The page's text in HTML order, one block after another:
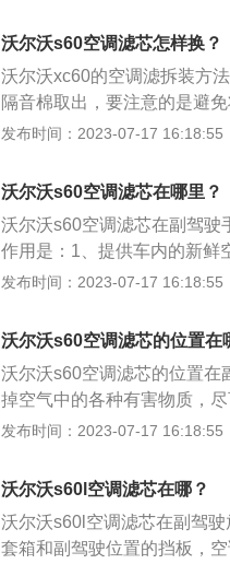
保证司乘人员不会有过敏反应
这里要注意的是，滤芯外侧
沃尔沃s60空调滤芯怎样换？
沃尔沃xc60的空调滤拆装方
隔音棉取出，要注意的是避
伸进去将挡板取出，再次伸
体，保证未过滤空气不会进
固体杂质。（3）吸附空气中
2，强力和持久的吸附水份。
清晰，行车安全，能给驾乘
驾驶安全，能强效杀菌除臭
证司乘人员不会因过敏反应而
发布时间：2023-07-17 16:18:55
沃尔沃s60空调滤芯在哪里？
沃尔沃s60空调滤芯在副驾驶
作用是：1、提供车内的新鲜
气清洁不会滋生细菌，确保
最大功率是120kw，最大扭
发布时间：2023-07-17 16:18:55
沃尔沃s60空调滤芯的位置在
沃尔沃s60空调滤芯的位置在
掉空气中的各种有害物质，
沃s60为例，其车身尺寸是：
最大功率是120kw，最大扭
发布时间：2023-07-17 16:18:55
沃尔沃s60l空调滤芯在哪？
沃尔沃s60l空调滤芯在副驾
套箱和副驾驶位置的挡板，